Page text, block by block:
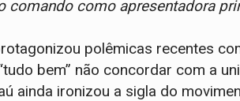
comando como apresentadora
polêmicas recentes
bem” não concordar com a
ainda ironizou a sigla do